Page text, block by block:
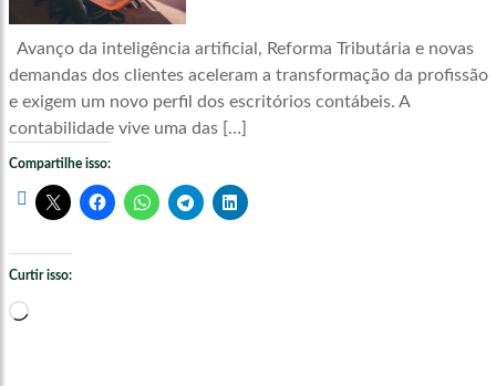
Avanço da inteligência artificial, Reforma Tributária e novas
demandas dos clientes aceleram a transformação da profissão
e exigem um novo perfil dos escritórios contábeis. A
contabilidade vive uma das […]
Compartilhe isso:
Curtir isso:
Carregando...